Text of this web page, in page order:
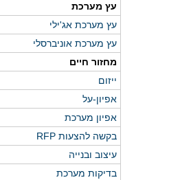
עץ מערכת
עץ מערכת אג'ילי
עץ מערכת אוניברסלי
מחזור חיים
ייזום
אפיון-על
אפיון מערכת
בקשה להצעות RFP
עיצוב ובנייה
בדיקות מערכת